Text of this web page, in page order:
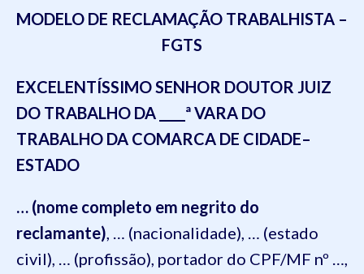
MODELO DE RECLAMAÇÃO TRABALHISTA –
FGTS
EXCELENTÍSSIMO SENHOR DOUTOR JUIZ
DO TRABALHO DA ____ª VARA DO
TRABALHO DA COMARCA DE CIDADE–
ESTADO
… (nome completo em negrito do
reclamante), … (nacionalidade), … (estado
civil), … (profissão), portador do CPF/MF nº …,